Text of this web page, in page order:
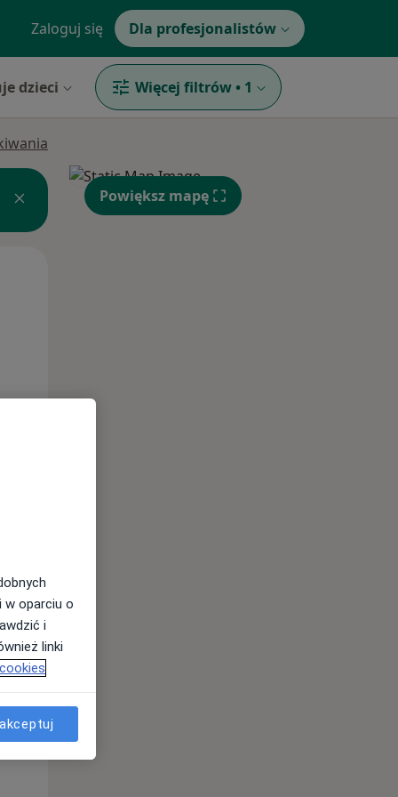
Zaloguj się Dla profesjonalistów
dzieci Więcej filtrów • 1
Czw,
13 Sie
Powiększ mapę
w oparciu o
i
linki